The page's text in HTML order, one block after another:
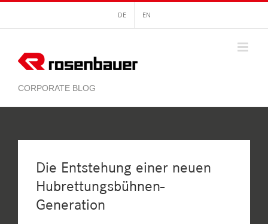
springen
DE EN
Die Entstehung einer neuen
Hubrettungsbühnen-
Generation